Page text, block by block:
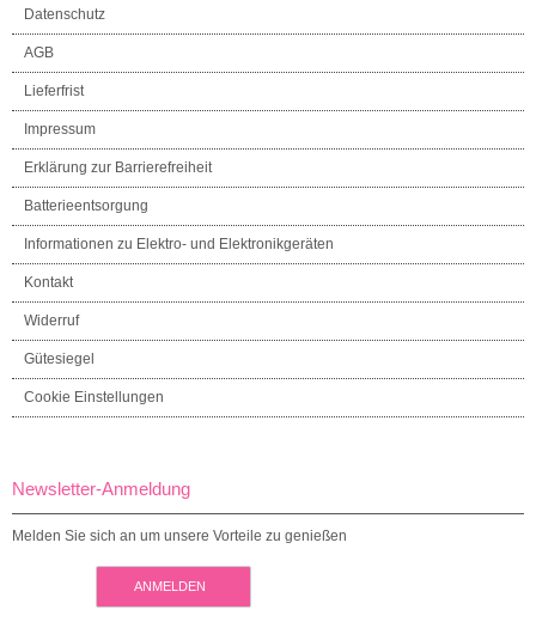
Datenschutz
AGB
Lieferfrist
Impressum
Erklärung zur Barrierefreiheit
Batterieentsorgung
Informationen zu Elektro- und Elektronikgeräten
Kontakt
Widerruf
Gütesiegel
Cookie Einstellungen
Newsletter-Anmeldung
Melden Sie sich an um unsere Vorteile zu genießen
ANMELDEN